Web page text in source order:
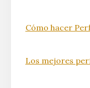
Cómo hacer
Los mejores